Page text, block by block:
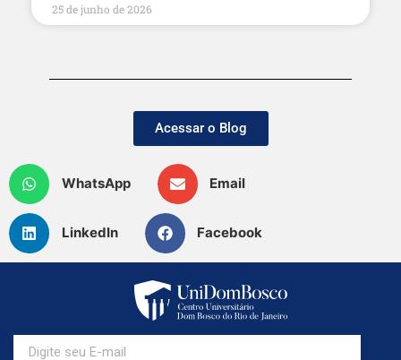
25 de junho de 2026
Acessar o Blog
WhatsApp Email
LinkedIn Facebook